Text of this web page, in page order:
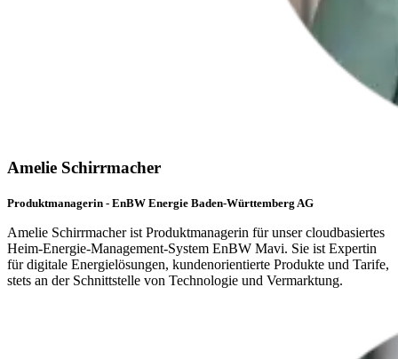
Amelie Schirrmacher
Produktmanagerin - EnBW Energie Baden-Württemberg AG
Amelie Schirrmacher ist Produktmanagerin für unser cloudbasiertes
Heim-Energie-Management-System EnBW Mavi. Sie ist Expertin
für digitale Energielösungen, kundenorientierte Produkte und Tarife,
stets an der Schnittstelle von Technologie und Vermarktung.